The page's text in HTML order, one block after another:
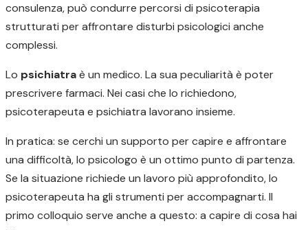
consulenza, può condurre percorsi di psicoterapia
strutturati per affrontare disturbi psicologici anche
complessi.
Lo psichiatraè un medico. La sua peculiarità è poter
prescrivere farmaci. Nei casi che lo richiedono,
psicoterapeuta e psichiatra lavorano insieme.
In pratica: se cerchi un supporto per capire e affrontare
una difficoltà, lo psicologo è un ottimo punto di partenza.
Se la situazione richiede un lavoro più approfondito, lo
psicoterapeuta ha gli strumenti per accompagnarti. Il
primo colloquio serve anche a questo: a capire di cosa hai